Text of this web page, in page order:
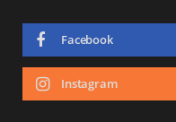
Facebook
Instagram